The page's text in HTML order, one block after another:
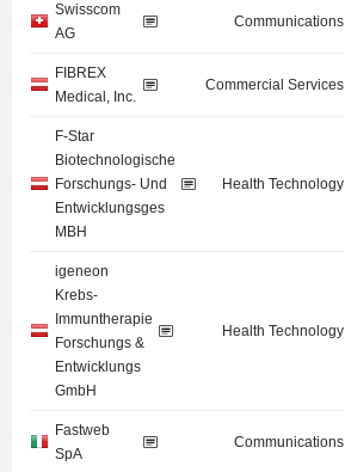
Swisscom
AG
Communications
FIBREX
Medical, Inc.
Commercial Services
F-Star
Biotechnologische
Forschungs- Und
Entwicklungsges
MBH
Health Technology
igeneon
Krebs-
Immuntherapie
Forschungs &
Entwicklungs
GmbH
Health Technology
Fastweb
SpA
Communications